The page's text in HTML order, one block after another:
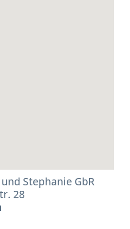
Stephanie GbR
28